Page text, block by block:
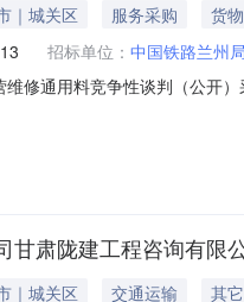
｜城关区 服务采购
货物
招标单位： 中国铁路兰州
修通用料竞争性谈判（公开
询问，请按以下方式联系1.
甘肃陇建工程咨询有
｜城关区 交通运输
其它